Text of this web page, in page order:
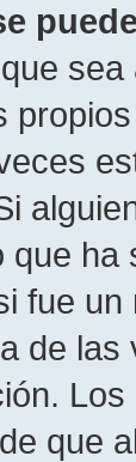
que ha
fue un
de las
que